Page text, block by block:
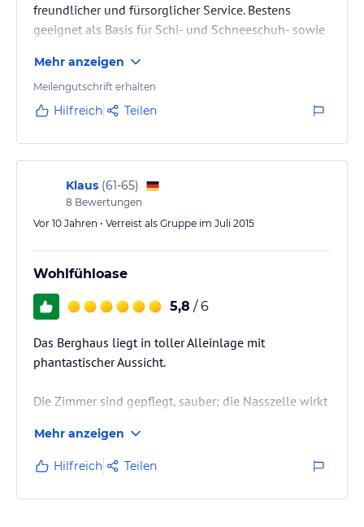
freundlicher und fürsorglicher Service. Bestens
geeignet als Basis für Schi- und Schneeschuh- sowie
Mehr anzeigen
Meilengutschrift erhalten
Hilfreich Teilen
Klaus (61-65)
8 Bewertungen
Vor 10 Jahren • Verreist als Gruppe im Juli 2015
Wohlfühloase
5,8 / 6
Das Berghaus liegt in toller Alleinlage mit
phantastischer Aussicht.
Die Zimmer sind gepflegt, sauber; die Nasszelle wirkt
Flott, freundlich und zuvorkommend arbeitet der
Service. Das Essen schmeckt sehr lecker, das prima
Frühstück ist umfangreich.
Mehr anzeigen
Hilfreich Teilen